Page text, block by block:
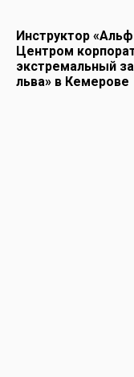
Инструктор
Центром
экстремальный
льва» в Кемерове